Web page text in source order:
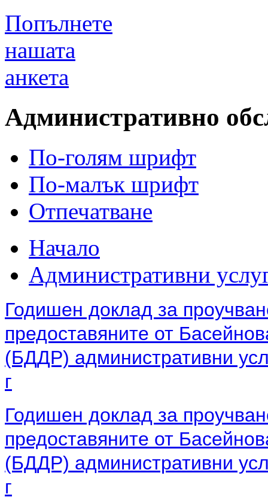
Попълнете
нашата
анкета
Административно
По-голям шрифт
По-малък шрифт
Отпечатване
Начало
Административни
Годишен доклад за
предоставяните от
(БДДР) административни
г
Годишен доклад за
предоставяните от
(БДДР) административни
г